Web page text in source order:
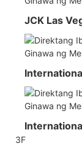
JCK Las
3F